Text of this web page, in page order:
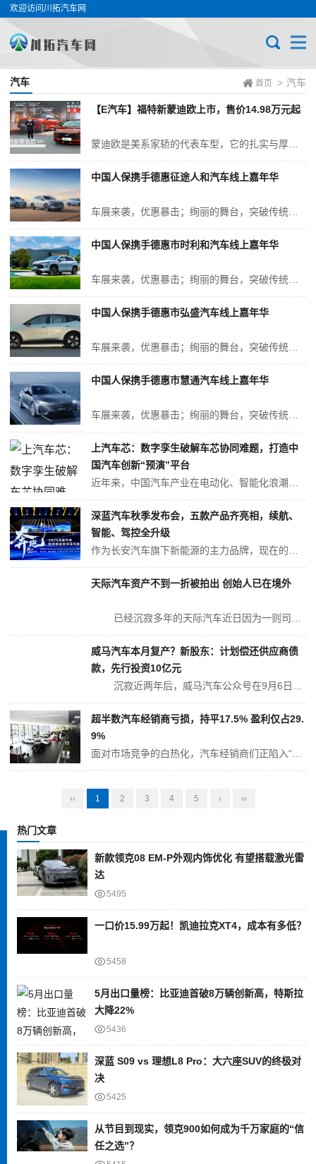
欢迎访问川拓汽车网
首页 > 汽车
汽车
【E汽车】福特新蒙迪欧上市，售价14.98万元起
中国人保携手德惠征途人和汽车线上嘉年华
中国人保携手德惠市时利和汽车线上嘉年华
中国人保携手德惠市弘盛汽车线上嘉年华
中国人保携手德惠市慧通汽车线上嘉年华
上汽车芯：数字孪生破解车芯协同难题，打造中
国汽车创新“预演”平台
深蓝汽车秋季发布会，五款产品齐亮相，续航、
智能、驾控全升级
天际汽车资产不到一折被拍出 创始人已在境外
威马汽车本月复产？新股东：计划偿还供应商债
款，先行投资10亿元
超半数汽车经销商亏损，持平17.5% 盈利仅占29.
9%
‹‹ 1 2 3 4 5 › ››
热门文章
新款领克08 EM-P外观内饰优化 有望搭载激光雷
达
5495
一口价15.99万起！凯迪拉克XT4，成本有多低？
5458
5月出口量榜：比亚迪首破8万辆创新高，特斯拉
大降22%
5436
深蓝 S09 vs 理想L8 Pro：大六座SUV的终极对
决
5425
从节目到现实，领克900如何成为千万家庭的“信
任之选”？